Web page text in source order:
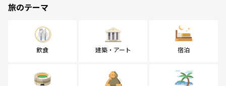
旅のテーマ
飲食 建築・アート 宿泊